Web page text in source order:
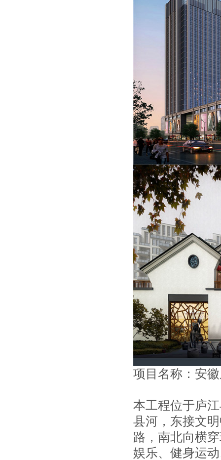
项目名称：安
本工程位于庐
县河，东接文
路，南北向横
娱乐、健身运